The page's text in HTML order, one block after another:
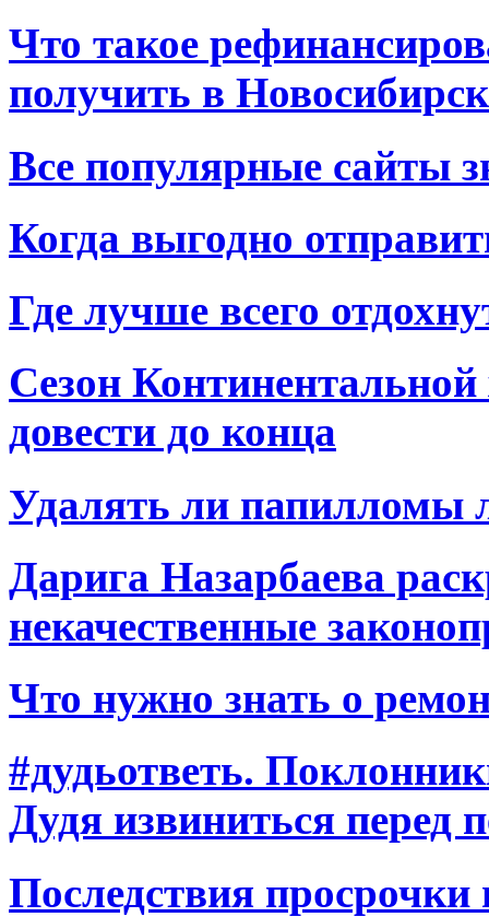
Что такое
получить в
Все популярные сайты
Когда выгодно
Где лучше всего
Сезон
довести до конца
Удалять ли папилломы
Дарига Назарбаева
некачественные
Что нужно знать о
#дудьответь.
Дудя извиниться перед
Последствия просрочки